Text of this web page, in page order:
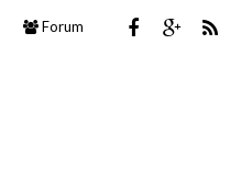
Forum